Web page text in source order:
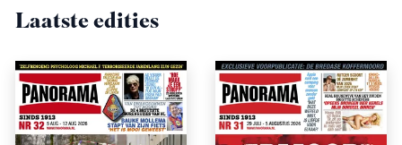
Laatste edities